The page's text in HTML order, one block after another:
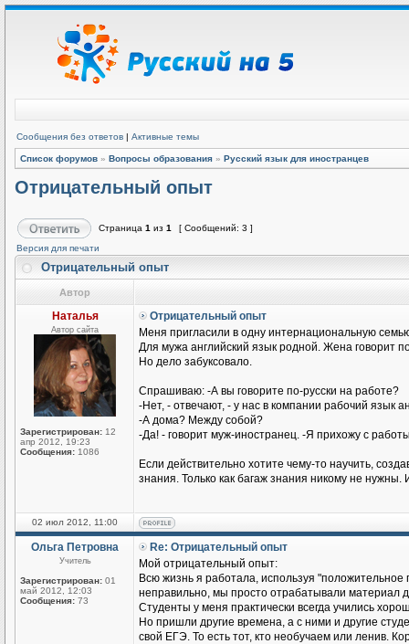
Сообщения без ответов | Активные темы
Список форумов » Вопросы образования » Русский язык для иностранцев
Отрицательный опыт
Страница 1 из 1
[ Сообщений: 3 ]
Версия для печати
Отрицательный опыт
Автор
Наталья
Автор сайта
Зарегистрирован: 12
апр 2012, 19:23
Сообщения: 1086
Отрицательный опыт
Меня пригласили в одну интернациональную
Для мужа английский язык родной. Жена говорит
Но дело забуксовало.
Спрашиваю: -А вы говорите по-русски на работе?
-Нет, - отвечают, - у нас в компании рабочий язык
-А дома? Между собой?
-Да! - говорит муж-иностранец. -Я прихожу с
Если действительно хотите чему-то научить,
знания. Только как багаж знания никому не
02 июл 2012, 11:00
Ольга Петровна
Учитель
Зарегистрирован: 01
май 2012, 12:03
Сообщения: 73
Re: Отрицательный опыт
Мой отрицательный опыт:
Всю жизнь я работала, используя "положительное
неправильно, мы просто отрабатывали материал
Студенты у меня практически всегда учились
Но пришли другие времена, а с ними и другие
свой ЕГЭ. То есть тот, кто необучаем или ленив.